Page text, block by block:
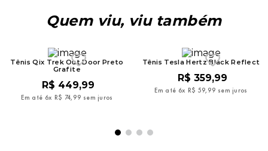
Quem viu, viu também
Tênis Qix Trek Out Door Preto
Grafite
R$ 449,99
Em até 6x R$ 74, 99 sem juros
Tênis Tesla Hertz Black Reflect
R$ 359,99
Em até 6x R$ 59, 99 sem juros